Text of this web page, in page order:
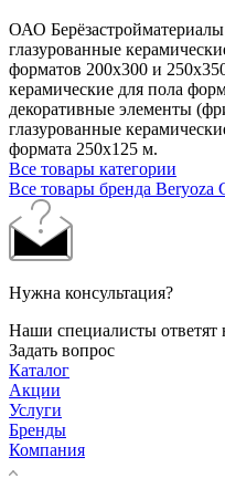
ОАО
глазурованные
форматов 200х300 и
керамические для пола
декоративные элементы
глазурованные
формата 250х125 м.
Все товары категории
Все товары бренда Beryoza
Нужна консультация?
Наши специалисты
Задать вопрос
Каталог
Акции
Услуги
Бренды
Компания